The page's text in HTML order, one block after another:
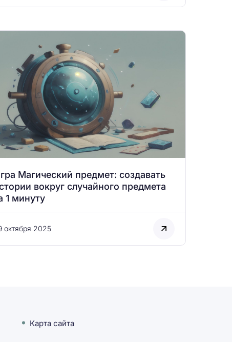
Магический предмет: создавать
вокруг случайного предмета
1 минуту
октября 2025
Карта сайта